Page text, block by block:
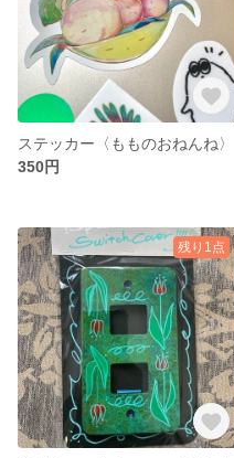
ステッカー〈もものおねんね〉
350円
残り1点